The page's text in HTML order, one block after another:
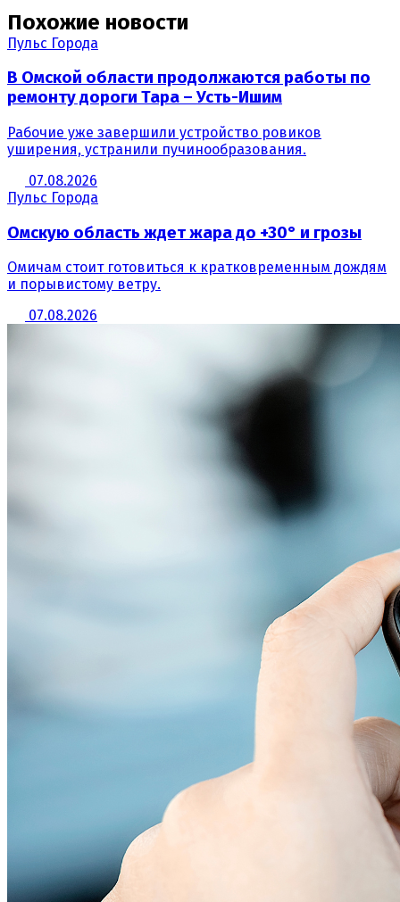
Похожие новости
Пульс Города
В Омской области продолжаются работы по
ремонту дороги Тара – Усть-Ишим
Рабочие уже завершили устройство ровиков
уширения, устранили пучинообразования.
07.08.2026
Пульс Города
Омскую область ждет жара до +30° и грозы
Омичам стоит готовиться к кратковременным дождям
и порывистому ветру.
07.08.2026